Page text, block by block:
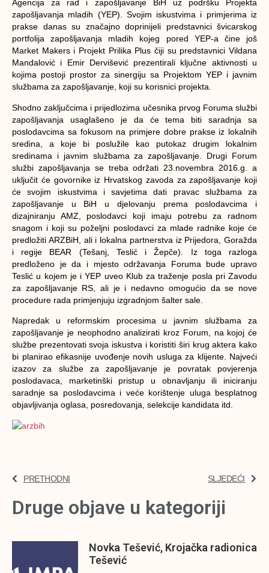
Agencija za rad i zapošljavanje BiH uz podršku Projekta
zapošljavanja mladih (YEP). Svojim iskustvima i primjerima iz
prakse danas su značajno doprinijeli predstavnici švicarskog
portfolija zapošljavanja mladih kojeg pored YEP-a čine još
Market Makers i Projekt Prilika Plus čiji su predstavnici Vildana
Mandalović i Emir Dervišević prezentirali ključne aktivnosti u
kojima postoji prostor za sinergiju sa Projektom YEP i javnim
službama za zapošljavanje, koji su korisnici projekta.
Shodno zaključcima i prijedlozima učesnika prvog Foruma službi
zapošljavanja usaglašeno je da će tema biti saradnja sa
poslodavcima sa fokusom na primjere dobre prakse iz lokalnih
sredina, a koje bi poslužile kao putokaz drugim lokalnim
sredinama i javnim službama za zapošljavanje. Drugi Forum
službi zapošljavanja se treba održati 23.novembra 2016.g. a
uključit će govornike iz Hrvatskog zavoda za zapošljavanje koji
će svojim iskustvima i savjetima dati pravac službama za
zapošljavanje u BiH u djelovanju prema poslodavcima i
dizajniranju AMZ, poslodavci koji imaju potrebu za radnom
snagom i koji su poželjni poslodavci za mlade radnike koje će
predložiti ARZBiH, ali i lokalna partnerstva iz Prijedora, Goražda
i regije BEAR (Tešanj, Teslić i Žepče). Iz toga razloga
predloženo je da i mjesto održavanja Foruma bude upravo
Teslić u kojem je i YEP uveo Klub za traženje posla pri Zavodu
za zapošljavanje RS, ali je i nedavno omogućio da se nove
procedure rada primjenjuju izgradnjom šalter sale.
Napredak u reformskim procesima u javnim službama za
zapošljavanje je neophodno analizirati kroz Forum, na kojoj će
službe prezentovati svoja iskustva i koristiti širi krug aktera kako
bi planirao efikasnije uvođenje novih usluga za klijente. Najveći
izazov za službe za zapošljavanje je povratak povjerenja
poslodavaca, marketinški pristup u obnavljanju ili iniciranju
saradnje sa poslodavcima i veće korištenje uluga besplatnog
objavljivanja oglasa, posredovanja, selekcije kandidata itd.
PRETHODNI SLJEDEĆI
Druge objave u kategoriji
Novka Tešević, Krojačka radionica
Tešević